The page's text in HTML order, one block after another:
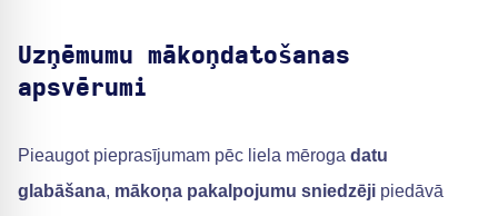
Uzņēmumu mākoņdatošanas
apsvērumi
Pieaugot pieprasījumam pēc liela mēroga datu
glabāšana, mākoņa pakalpojumu sniedzēji piedāvā